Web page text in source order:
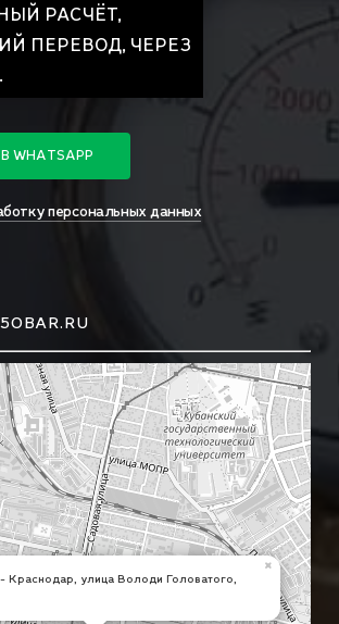
РАСЧЁТ,
ПЕРЕВОД, ЧЕРЕЗ
В WHATSA P P
персональных данных
Краснодар, улица Володи Головатого,
×